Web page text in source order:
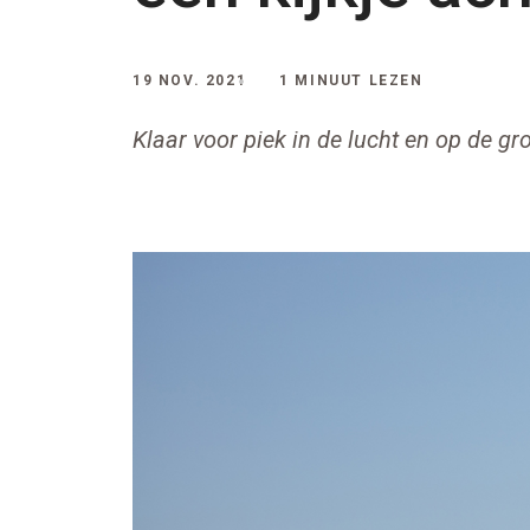
19 NOV. 2021 1 MINUUT LEZEN
Klaar voor piek in de lucht en op de